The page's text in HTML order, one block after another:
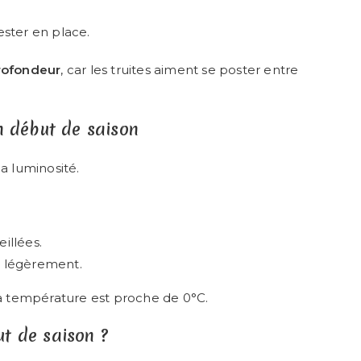
en place.
, car les truites aiment se poster entre
début de saison
luminosité.
légèrement.
température est proche de 0°C.
de saison ?